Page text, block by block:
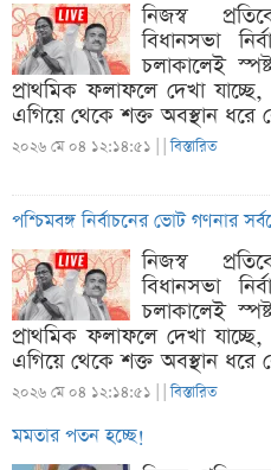
নিজস্ব
বিধানসভা
চলাকালেই
প্রাথমিক ফলাফলে দেখা
এগিয়ে থেকে শক্ত অবস্থান ধরে
২০২৬ মে ০৪ ১২:১৪:৫১ | |বিস্তারিত
পশ্চিমবঙ্গ নির্বাচনের ভোট গণনার
নিজস্ব
বিধানসভা
চলাকালেই
প্রাথমিক ফলাফলে দেখা
এগিয়ে থেকে শক্ত অবস্থান ধরে
২০২৬ মে ০৪ ১২:১৪:৫১ | |বিস্তারিত
মমতার পতন হচ্ছে!